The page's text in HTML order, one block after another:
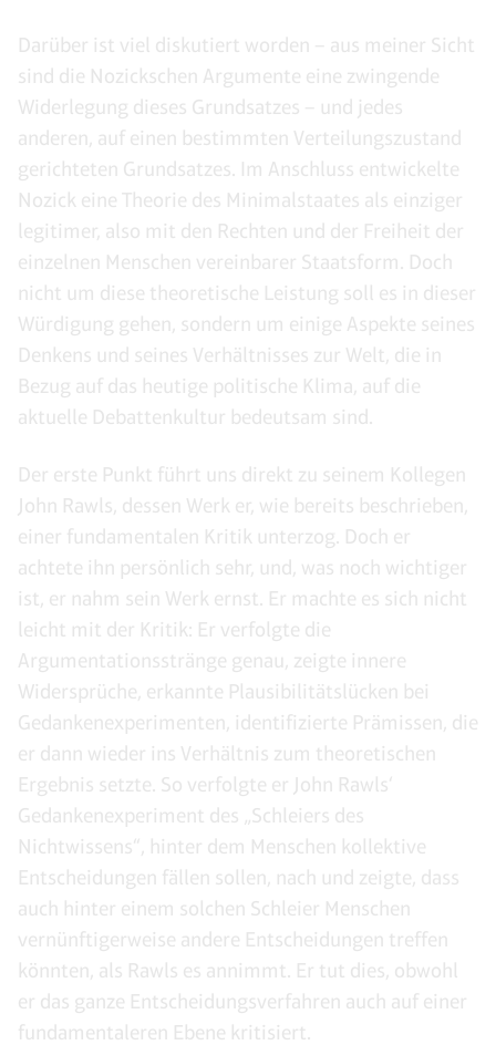
Darüber ist viel diskutiert worden – aus meiner Sicht
sind die Nozickschen Argumente eine zwingende
Widerlegung dieses Grundsatzes – und jedes
anderen, auf einen bestimmten Verteilungszustand
gerichteten Grundsatzes. Im Anschluss entwickelte
Nozick eine Theorie des Minimalstaates als einziger
legitimer, also mit den Rechten und der Freiheit der
einzelnen Menschen vereinbarer Staatsform. Doch
nicht um diese theoretische Leistung soll es in dieser
Würdigung gehen, sondern um einige Aspekte seines
Denkens und seines Verhältnisses zur Welt, die in
Bezug auf das heutige politische Klima, auf die
aktuelle Debattenkultur bedeutsam sind.
Der erste Punkt führt uns direkt zu seinem Kollegen
John Rawls, dessen Werk er, wie bereits beschrieben,
einer fundamentalen Kritik unterzog. Doch er
achtete ihn persönlich sehr, und, was noch wichtiger
ist, er nahm sein Werk ernst. Er machte es sich nicht
leicht mit der Kritik: Er verfolgte die
Argumentationsstränge genau, zeigte innere
Widersprüche, erkannte Plausibilitätslücken bei
Gedankenexperimenten, identifizierte Prämissen, die
er dann wieder ins Verhältnis zum theoretischen
Ergebnis setzte. So verfolgte er John Rawls‘
Gedankenexperiment des „Schleiers des
Nichtwissens“, hinter dem Menschen kollektive
Entscheidungen fällen sollen, nach und zeigte, dass
auch hinter einem solchen Schleier Menschen
vernünftigerweise andere Entscheidungen treffen
könnten, als Rawls es annimmt. Er tut dies, obwohl
er das ganze Entscheidungsverfahren auch auf einer
fundamentaleren Ebene kritisiert.